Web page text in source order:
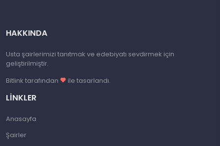
HAKKINDA
Usta şairlerimizi tanıtmak ve edebiyatı sevdirmek için
geliştirilmiştir.
Bitlink tarafından
ile tasarlandı.
LINKLER
Anasayfa
Şairler